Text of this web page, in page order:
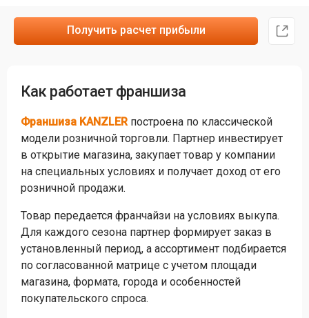
Получить расчет прибыли
Как работает франшиза
Франшиза KANZLER построена по классической
модели розничной торговли. Партнер инвестирует
в открытие магазина, закупает товар у компании
на специальных условиях и получает доход от его
розничной продажи.
Товар передается франчайзи на условиях выкупа.
Для каждого сезона партнер формирует заказ в
установленный период, а ассортимент подбирается
по согласованной матрице с учетом площади
магазина, формата, города и особенностей
покупательского спроса.